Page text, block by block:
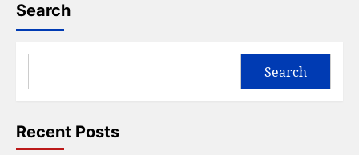
Search
Search
Recent Posts